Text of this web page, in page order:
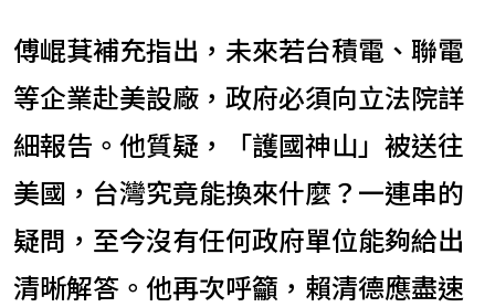
傅崐萁補充指出，未來若台積電、聯電
等企業赴美設廠，政府必須向立法院詳
細報告。他質疑，「護國神山」被送往
美國，台灣究竟能換來什麼？一連串的
疑問，至今沒有任何政府單位能夠給出
清晰解答。他再次呼籲，賴清德應盡速